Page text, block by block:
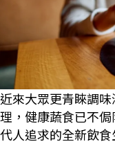
近來大眾更青睞調
理，健康蔬食已不
代人追求的全新飲